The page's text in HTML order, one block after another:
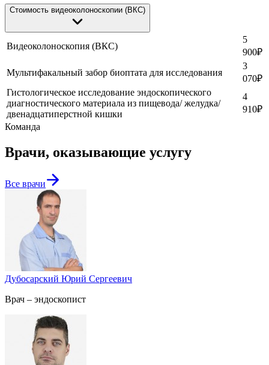
Стоимость видеоколоноскопии (ВКС)
Видеоколоноскопия (ВКС)
5
900₽
Мультифакальный забор биоптата для исследования
3
070₽
Гистологическое исследование эндоскопического
диагностического материала из пищевода/ желудка/
двенадцатиперстной кишки
4
910₽
Команда
Врачи, оказывающие услугу
Все врачи
Дубосарский Юрий Сергеевич
Врач – эндоскопист